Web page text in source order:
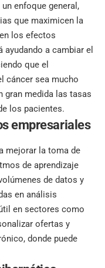
enfoque general,
que maximicen la
los efectos
a cambiar el
que el
cáncer sea mucho
gran medida las tasas
los pacientes.
empresariales
mejorar la toma de
de aprendizaje
de datos y
en análisis
en sectores como
ofertas y
donde puede